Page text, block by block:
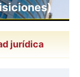
jurídica